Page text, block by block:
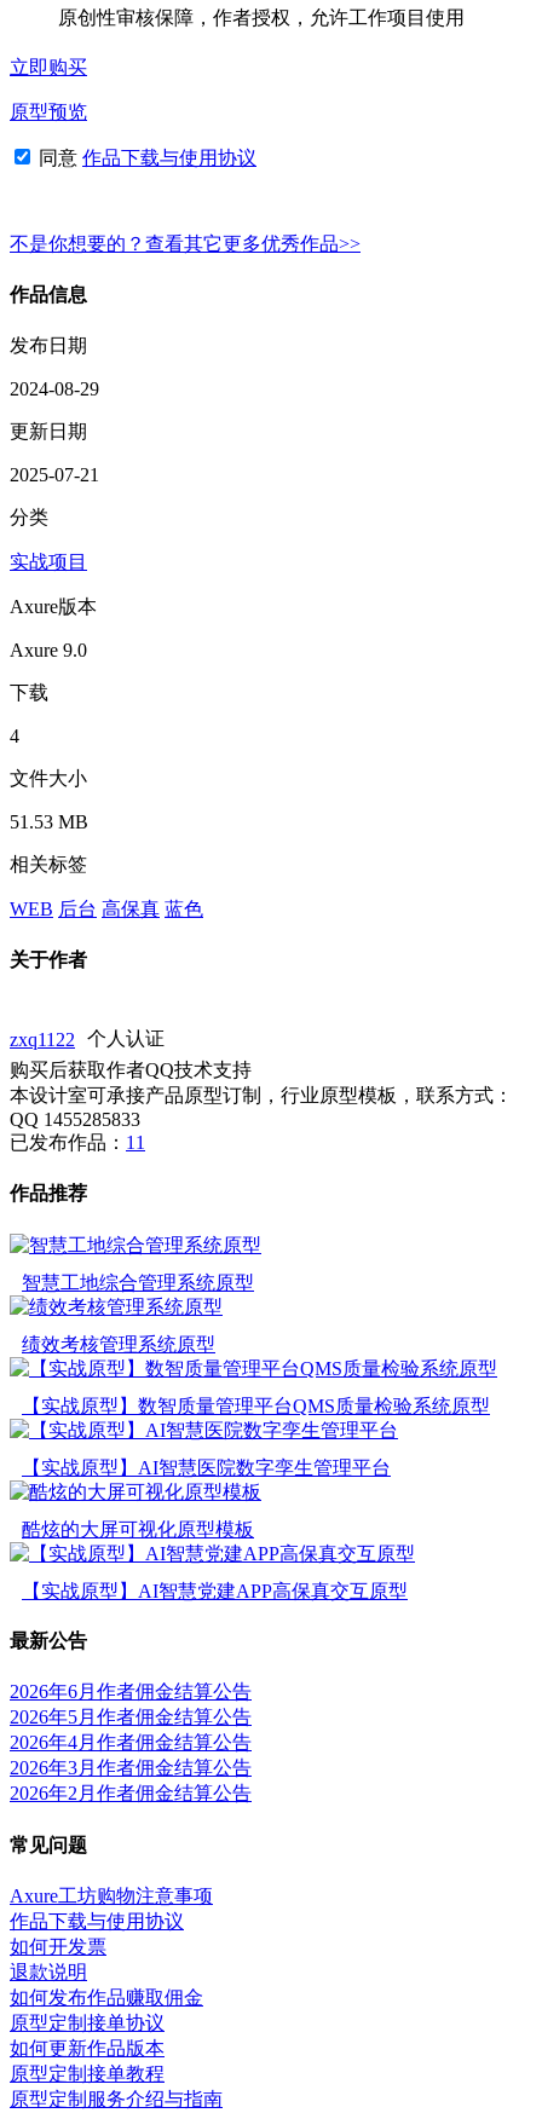
原创性审核保障，作者授权，允许工作项目使用
立即购买
原型预览
同意 作品下载与使用协议
不是你想要的？查看其它更多优秀作品>>
作品信息
发布日期
2024-08-29
更新日期
2025-07-21
分类
实战项目
Axure版本
Axure 9.0
下载
4
文件大小
51.53 MB
相关标签
WEB 后台 高保真 蓝色
关于作者
zxq1122
个人认证
购买后获取作者QQ技术支持
本设计室可承接产品原型订制，行业原型模板，联系方式：
QQ 1455285833
已发布作品： 11
作品推荐
智慧工地综合管理系统原型
绩效考核管理系统原型
【实战原型】数智质量管理平台QMS质量检验系统原型
【实战原型】AI智慧医院数字孪生管理平台
酷炫的大屏可视化原型模板
【实战原型】AI智慧党建APP高保真交互原型
最新公告
2026年6月作者佣金结算公告
2026年5月作者佣金结算公告
2026年4月作者佣金结算公告
2026年3月作者佣金结算公告
2026年2月作者佣金结算公告
常见问题
Axure工坊购物注意事项
作品下载与使用协议
如何开发票
退款说明
如何发布作品赚取佣金
原型定制接单协议
如何更新作品版本
原型定制接单教程
原型定制服务介绍与指南